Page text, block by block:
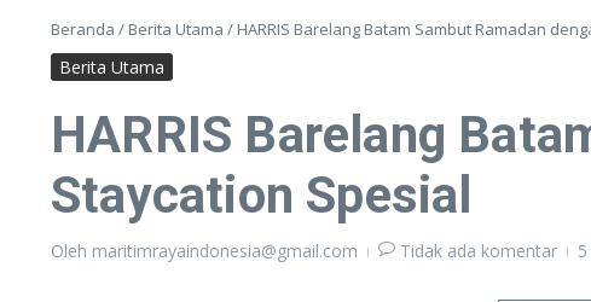
Beranda / Berita Utama / HARRIS Barelang Batam Sambut Ramadan
Berita Utama
HARRIS Barelang
Staycation Spesial
Oleh maritimrayaindonesia@gmail.com Tidak ada komentar